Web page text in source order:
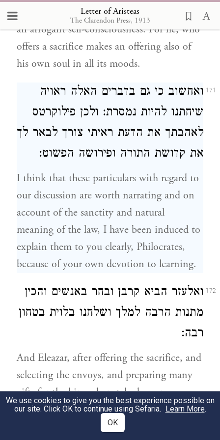
Letter of Aristeas
The Clarendon Press, 1913
lawgiver and not be under the influence of
an arrogant self-consciousness. For he, who
offers a sacrifice makes an offering also of
his own soul in all its moods.
171 ואחשוב כי גם בדברים האלה ראויה
שיחתנו להיות נמסרת: ולכן פילוקרטס
לאהבתך את הדעת ראיתי צורך לבאר לך
את קדושת התורה ופירושה הפשוט:
I think that these particulars with regard to
our discussion are worth narrating and on
account of the sanctity and natural
meaning of the law, I have been induced to
explain them to you clearly, Philocrates,
because of your own devotion to learning.
172 ואלעזר הביא קרבן ובחר באנשים והכין
מתנות הרבה למלך ושלחנו בלוית בטחון
רבה:
And Eleazar, after offering the sacrifice, and
selecting the envoys, and preparing many
gifts for the king, despatched us on our
journey in great security.
We use cookies to give you the best experience possible on
our site. Click OK to continue using Sefaria. Learn More.
OK